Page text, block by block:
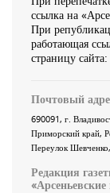
ссылка на
При
работающая
страницу сайта:
Почтовый
690091, г.
Приморский край,
Переулок Шевченко
Редакция
«Арсеньевские